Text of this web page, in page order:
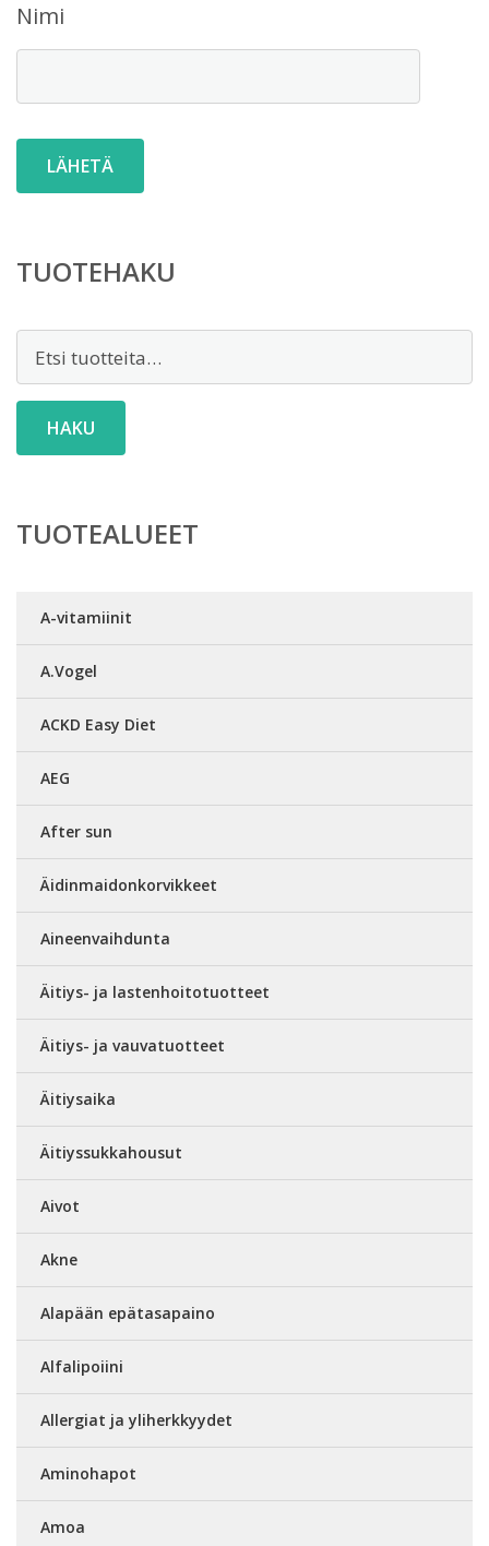
Nimi
TUOTEHAKU
HAKU
TUOTEALUEET
A-vitamiinit
A.Vogel
ACKD Easy Diet
AEG
After sun
Äidinmaidonkorvikkeet
Aineenvaihdunta
Äitiys- ja lastenhoitotuotteet
Äitiys- ja vauvatuotteet
Äitiysaika
Äitiyssukkahousut
Aivot
Akne
Alapään epätasapaino
Alfalipoiini
Allergiat ja yliherkkyydet
Aminohapot
Amoa